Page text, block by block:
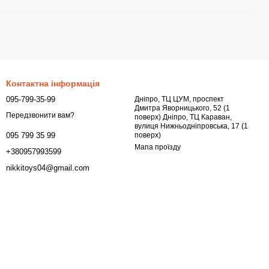
Контактна інформація
095-799-35-99
Передзвонити вам?
095 799 35 99
+380957993599
nikkitoys04@gmail.com
Дніпро, ТЦ ЦУМ, проспект
Дмитра Яворницького, 52 (1
поверх) Дніпро, ТЦ Караван,
вулиця Нижньодніпровська, 17 (1
поверх)
Мапа проїзду